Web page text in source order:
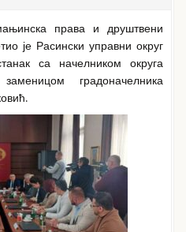
права и друштвени
је Расински управни округ
са начелником округа
градоначелника